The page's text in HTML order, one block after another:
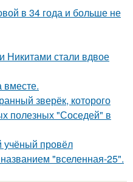
в 34 года и больше не
Никитами стали вдвое
вместе.
зверёк, которого
полезных "Соседей" в
учёный провёл
"вселенная-25".